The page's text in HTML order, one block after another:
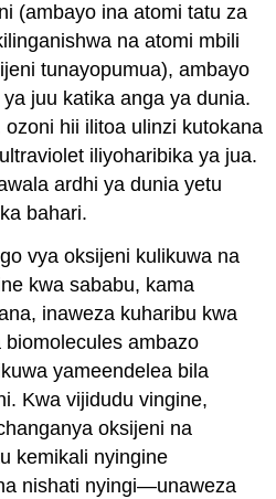
(ambayo ina atomi tatu za
na atomi mbili
tunayopumua), ambayo
juu katika anga ya dunia.
hii ilitoa ulinzi kutokana
iliyoharibika ya jua.
ardhi ya dunia yetu
bahari.
vya oksijeni kulikuwa na
kwa sababu, kama
inaweza kuharibu kwa
ambazo
yameendelea bila
Kwa vijidudu vingine,
oksijeni na
kemikali nyingine
nishati nyingi—unaweza